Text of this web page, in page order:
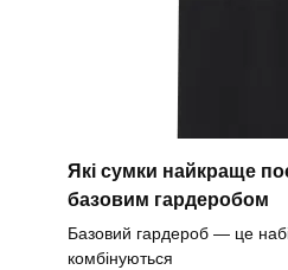
Які сумки найкраще
базовим гардеробом
Базовий гардероб — це
комбінуються